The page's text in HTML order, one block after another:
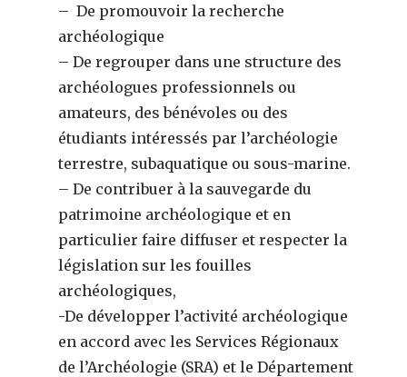
– De promouvoir la recherche
archéologique
– De regrouper dans une structure des
archéologues professionnels ou
amateurs, des bénévoles ou des
étudiants intéressés par l’archéologie
terrestre, subaquatique ou sous-marine.
– De contribuer à la sauvegarde du
patrimoine archéologique et en
particulier faire diffuser et respecter la
législation sur les fouilles
archéologiques,
-De développer l’activité archéologique
en accord avec les Services Régionaux
de l’Archéologie (SRA) et le Département